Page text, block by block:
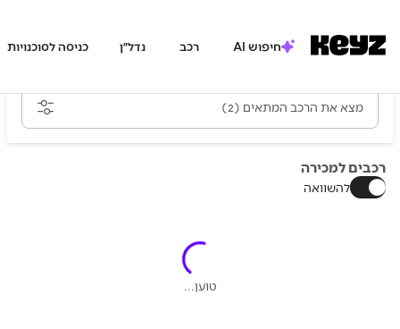
חיפוש AI רכב נדל״ן כניסה לסוכנויות
מצא את הרכב המתאים (2)
רכבים למכירה
להשוואה
טוען...